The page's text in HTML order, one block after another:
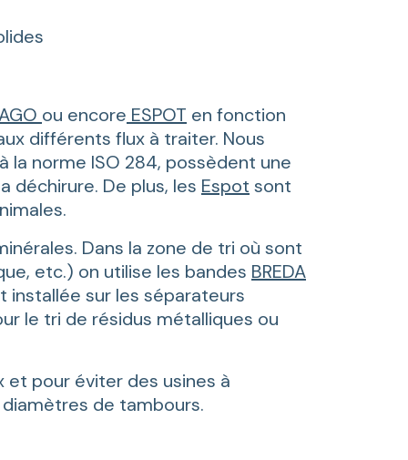
ou encore ESPOT en fonction
différents flux à traiter. Nous
norme ISO 284, possèdent une
De plus, les Espot sont
Dans la zone de tri où sont
etc.) on utilise les bandes BREDA
installée sur les séparateurs
le tri de résidus métalliques ou
pour éviter des usines à
de tambours.